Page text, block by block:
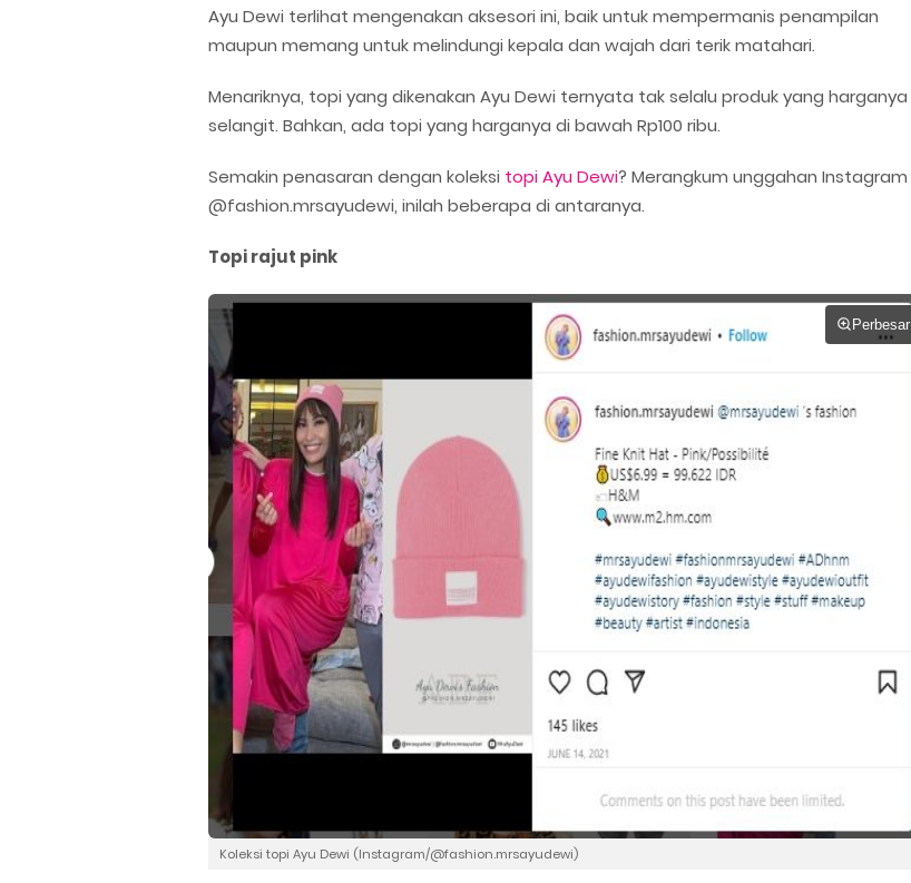
Ayu Dewi terlihat mengenakan aksesori ini, baik untuk mempermanis penampilan
maupun memang untuk melindungi kepala dan wajah dari terik matahari.
Menariknya, topi yang dikenakan Ayu Dewi ternyata tak selalu produk yang harganya
selangit. Bahkan, ada topi yang harganya di bawah Rp100 ribu.
Semakin penasaran dengan koleksi topi Ayu Dewi? Merangkum unggahan Instagram
@fashion.mrsayudewi, inilah beberapa di antaranya.
Topi rajut pink
Perbesar
Koleksi topi Ayu Dewi (Instagram/@fashion.mrsayudewi)